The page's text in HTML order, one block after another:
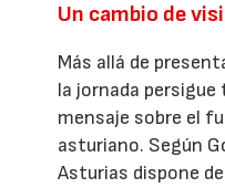
Un cambio de
Más allá de
la jornada
mensaje sobre el
asturiano. Según
Asturias dispone